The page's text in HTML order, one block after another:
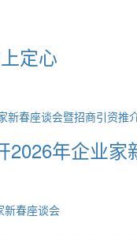
定心
2026年企业